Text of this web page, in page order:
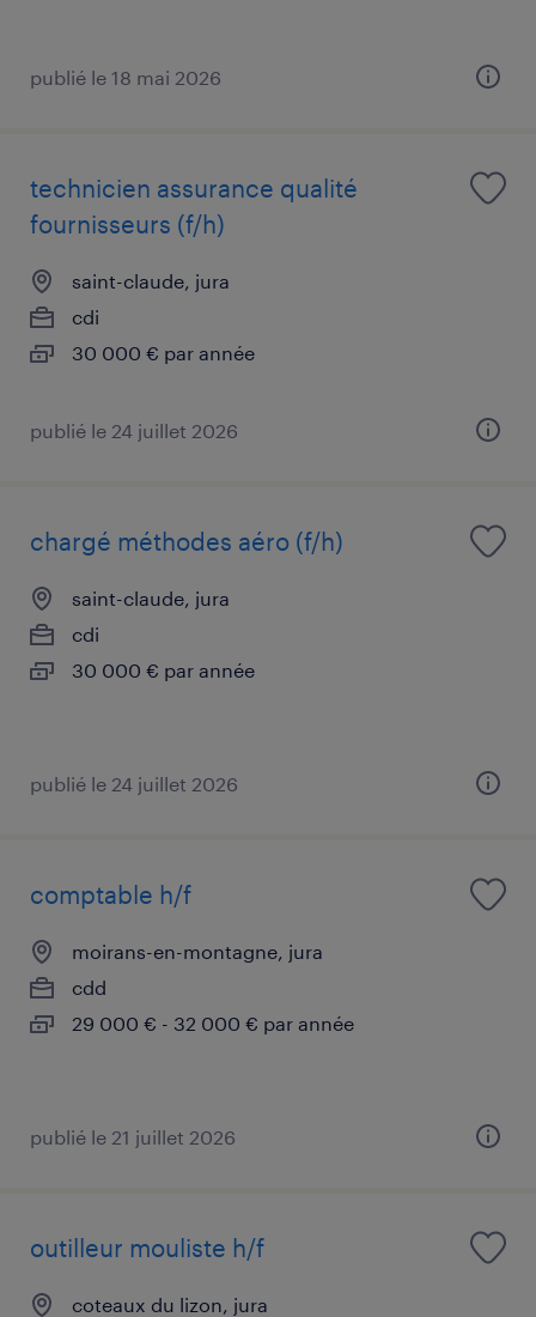
publié le 18 mai 2026
technicien assurance qualité
fournisseurs (f/h)
saint-claude, jura
cdi
30 000 € par année
publié le 24 juillet 2026
chargé méthodes aéro (f/h)
saint-claude, jura
cdi
30 000 € par année
publié le 24 juillet 2026
comptable h/f
moirans-en-montagne, jura
cdd
29 000 € - 32 000 € par année
publié le 21 juillet 2026
outilleur mouliste h/f
coteaux du lizon, jura